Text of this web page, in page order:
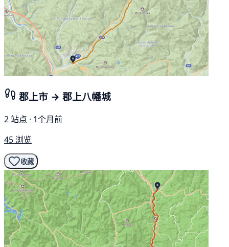
郡上市 → 郡上八幡城
2 站点 · 1个月前
45 浏览
收藏